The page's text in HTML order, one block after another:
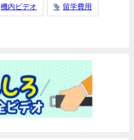
機内ビデオ 留学費用